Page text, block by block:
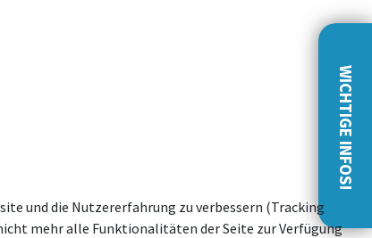
WICHTIGE INFOS!
und die Nutzererfahrung zu verbessern (Tracking
mehr alle Funktionalitäten der Seite zur Verfügung